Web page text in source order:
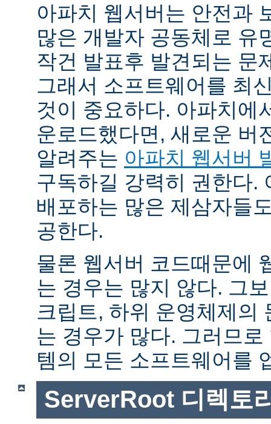
아파치 웹서버는 안전과
많은 개발자 공동체로 유
작건 발표후 발견되는 문
그래서 소프트웨어를 최
것이 중요하다. 아파치에
운로드했다면, 새로운 버
알려주는 아파치 웹서버
구독하길 강력히 권한다.
배포하는 많은 제삼자들
공한다.
물론 웹서버 코드때문에
는 경우는 많지 않다. 그
크립트, 하위 운영체제의
는 경우가 많다. 그러므
템의 모든 소프트웨어를
ServerRoot 디렉토